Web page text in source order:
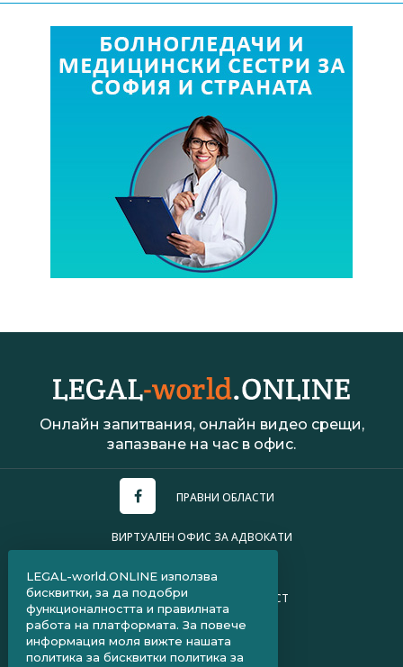
Онлайн запитвания, онлайн видео срещи,
запазване на час в офис.
ПРАВНИ ОБЛАСТИ
ВИРТУАЛЕН ОФИС ЗА АДВОКАТИ
ПОЛИТИКА ЗА ПОВЕРИТЕЛНОСТ
ЧЗВ ЗА КЛИЕНТИ
ЧЗВ ЗА АДВОКАТИ
LEGAL-world.ONLINE използва
бисквитки, за да подобри
функционалността и правилната
работа на платформата. За повече
информация моля вижте нашата
политика за бисквитки политика за